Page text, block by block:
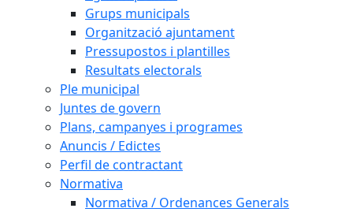
Grups municipals
Organització ajuntament
Pressupostos i plantilles
Resultats electorals
Ple municipal
Juntes de govern
Plans, campanyes i programes
Anuncis / Edictes
Perfil de contractant
Normativa
Normativa / Ordenances Generals